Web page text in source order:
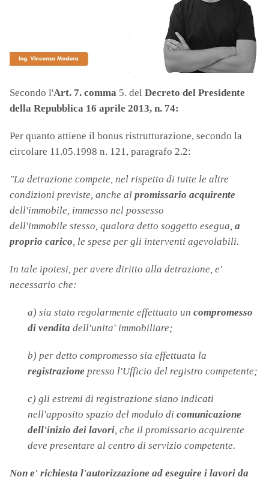
Secondo l'Art. 7. comma 5. del Decreto del Presidente
della Repubblica 16 aprile 2013, n. 74:
Per quanto attiene il bonus ristrutturazione, secondo la
circolare 11.05.1998 n. 121, paragrafo 2.2:
"La detrazione compete, nel rispetto di tutte le altre
condizioni previste, anche al promissario acquirente
dell'immobile, immesso nel possesso
dell'immobile stesso, qualora detto soggetto esegua, a
proprio carico, le spese per gli interventi agevolabili.
In tale ipotesi, per avere diritto alla detrazione, e'
necessario che:
a) sia stato regolarmente effettuato un compromesso
di vendita dell'unita' immobiliare;
b) per detto compromesso sia effettuata la
registrazione presso l'Ufficio del registro competente;
c) gli estremi di registrazione siano indicati
nell'apposito spazio del modulo di comunicazione
dell'inizio dei lavori, che il promissario acquirente
deve presentare al centro di servizio competente.
Non e' richiesta l'autorizzazione ad eseguire i lavori da